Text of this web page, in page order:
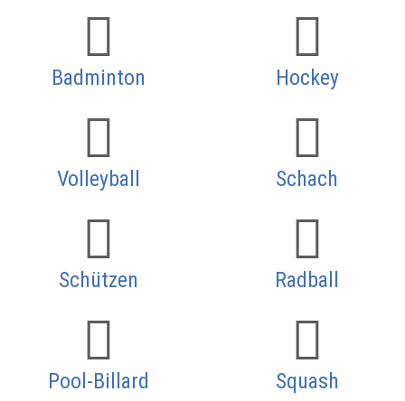
Badminton Hockey
Volleyball Schach
Schützen Radball
Pool-Billard Squash